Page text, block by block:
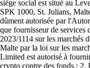
siège social est situé au
SPK 1000, St. Julians,
dûment autorisée par
que fournisseur de services
2023/1114 sur les marchés
Malte par la loi sur les
Limited est autorisé à
crypto contre des fonds ; 2.